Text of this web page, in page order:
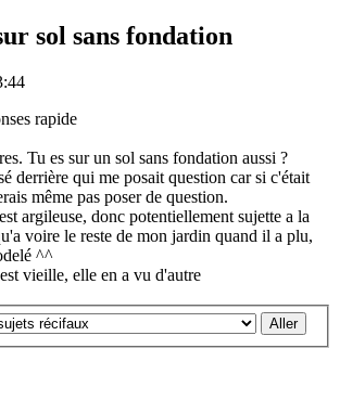
sol sans fondation
rapide
Tu es sur un sol sans fondation aussi ?
derrière qui me posait question car si c'était
même pas poser de question.
argileuse, donc potentiellement sujette a la
voire le reste de mon jardin quand il a plu,
^^
vieille, elle en a vu d'autre